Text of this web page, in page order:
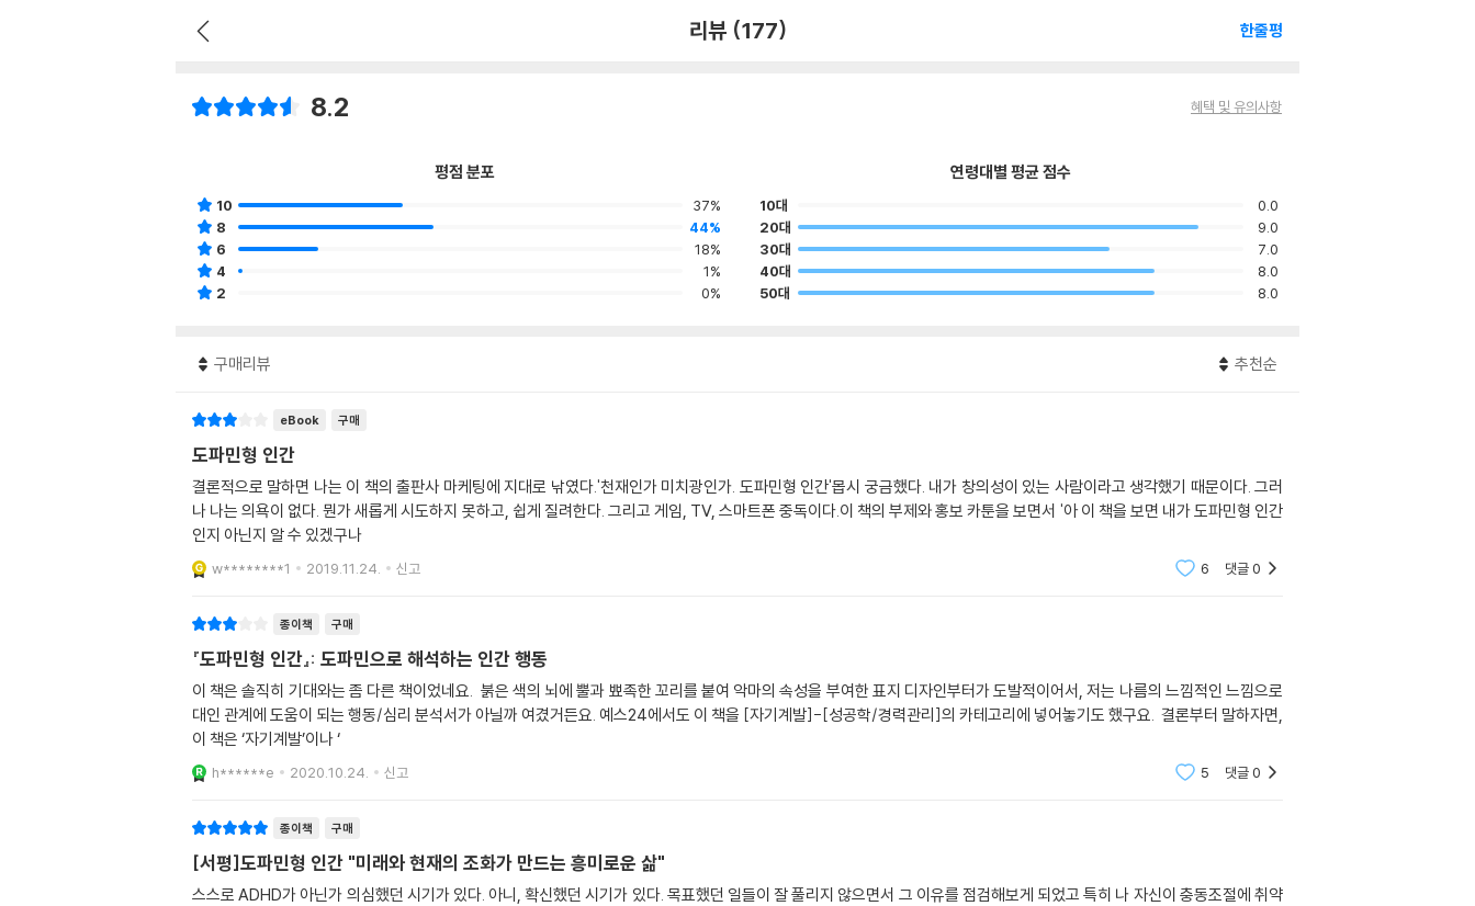
리뷰 (177) 한줄평
8.2 혜택 및 유의사항
평점 분포
10
37%
8
44%
6
18%
4
1%
2
0%
연령대별 평균 점수
10대
0.0
20대
9.0
30대
7.0
40대
8.0
50대
8.0
구매리뷰 추천순
eBook 구매
도파민형 인간
결론적으로 말하면 나는 이 책의 출판사 마케팅에 지대로 낚였다.'천재인가 미치광인가. 도파민형 인간'몹시 궁금했다. 내가 창의성이 있는 사람이라고 생각했기 때문이다. 그러
나 나는 의욕이 없다. 뭔가 새롭게 시도하지 못하고, 쉽게 질려한다. 그리고 게임, TV, 스마트폰 중독이다.이 책의 부제와 홍보 카툰을 보면서 '아 이 책을 보면 내가 도파민형 인간
인지 아닌지 알 수 있겠구나
w********1 2019.11.24. 신고 6 댓글0
종이책 구매
『도파민형 인간』: 도파민으로 해석하는 인간 행동
이 책은 솔직히 기대와는 좀 다른 책이었네요. 붉은 색의 뇌에 뿔과 뾰족한 꼬리를 붙여 악마의 속성을 부여한 표지 디자인부터가 도발적이어서, 저는 나름의 느낌적인 느낌으로
대인 관계에 도움이 되는 행동/심리 분석서가 아닐까 여겼거든요. 예스24에서도 이 책을 [자기계발]-[성공학/경력관리]의 카테고리에 넣어놓기도 했구요. 결론부터 말하자면,
이 책은 ‘자기계발’이나 ‘
h******e 2020.10.24. 신고 5 댓글0
종이책 구매
[서평]도파민형 인간 "미래와 현재의 조화가 만드는 흥미로운 삶"
스스로 ADHD가 아닌가 의심했던 시기가 있다. 아니, 확신했던 시기가 있다. 목표했던 일들이 잘 풀리지 않으면서 그 이유를 점검해보게 되었고 특히 나 자신이 충동조절에 취약